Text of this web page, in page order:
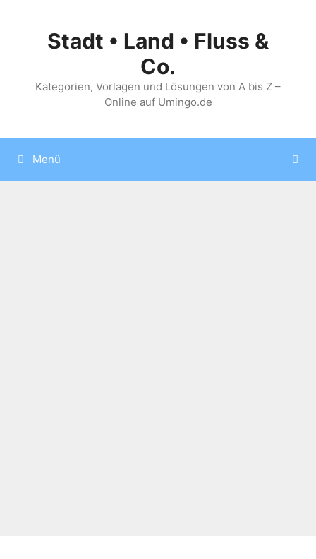
springenStadt • Land • Fluss &
Co.
Kategorien, Vorlagen und Lösungen von A bis Z –
Online auf Umingo.de
Menü